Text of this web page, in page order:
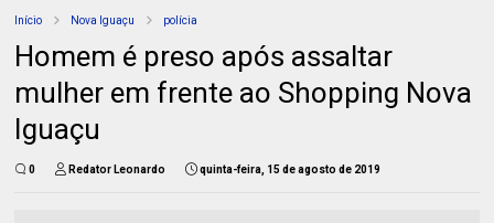
Início Nova Iguaçu polícia
Homem é preso após assaltar
mulher em frente ao Shopping Nova
Iguaçu
0 Redator Leonardo quinta-feira, 15 de agosto de 2019